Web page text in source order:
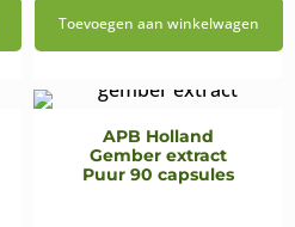
is:
Toevoegen aan winkelwagen
APB Holland
Gember extract
Puur 90 capsules